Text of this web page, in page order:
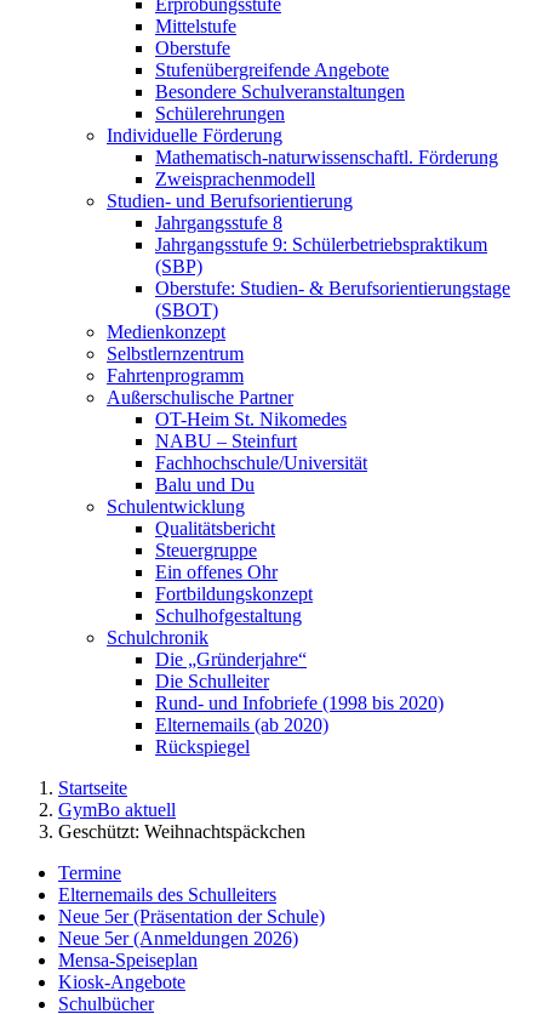
Erprobungsstufe
Mittelstufe
Oberstufe
Stufenübergreifende Angebote
Besondere Schulveranstaltungen
Schülerehrungen
Individuelle Förderung
Mathematisch-naturwissenschaftl. Förderung
Zweisprachenmodell
Studien- und Berufsorientierung
Jahrgangsstufe 8
Jahrgangsstufe 9: Schülerbetriebspraktikum
(SBP)
Oberstufe: Studien- & Berufsorientierungstage
(SBOT)
Medienkonzept
Selbstlernzentrum
Fahrtenprogramm
Außerschulische Partner
OT-Heim St. Nikomedes
NABU – Steinfurt
Fachhochschule/Universität
Balu und Du
Schulentwicklung
Qualitätsbericht
Steuergruppe
Ein offenes Ohr
Fortbildungskonzept
Schulhofgestaltung
Schulchronik
Die „Gründerjahre“
Die Schulleiter
Rund- und Infobriefe (1998 bis 2020)
Elternemails (ab 2020)
Rückspiegel
Startseite
GymBo aktuell
Geschützt: Weihnachtspäckchen
Termine
Elternemails des Schulleiters
Neue 5er (Präsentation der Schule)
Neue 5er (Anmeldungen 2026)
Mensa-Speiseplan
Kiosk-Angebote
Schulbücher